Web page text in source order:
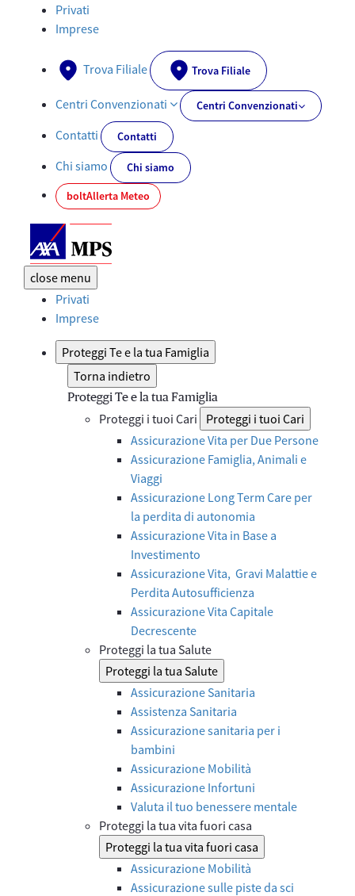
Documenti PRIIPs - AXA-MPS.IT
Privati
Imprese
Trova Filiale Trova Filiale
Centri Convenzionati Centri Convenzionati
Contatti Contatti
Chi siamo
Chi siamo
boltAllerta Meteo
close menu
Privati
Imprese
Proteggi Te e la tua Famiglia
Torna indietro
Proteggi Te e la tua Famiglia
Proteggi i tuoi Cari
Proteggi i tuoi Cari
Assicurazione Vita per Due Persone
Assicurazione Famiglia, Animali e
Viaggi
Assicurazione Long Term Care per
la perdita di autonomia
Assicurazione Vita in Base a
Investimento
Assicurazione Vita, Gravi Malattie e
Perdita Autosufficienza
Assicurazione Vita Capitale
Decrescente
Proteggi la tua Salute
Proteggi la tua Salute
Assicurazione Sanitaria
Assistenza Sanitaria
Assicurazione sanitaria per i
bambini
Assicurazione Mobilità
Assicurazione Infortuni
Valuta il tuo benessere mentale
Proteggi la tua vita fuori casa
Proteggi la tua vita fuori casa
Assicurazione Mobilità
Assicurazione sulle piste da sci